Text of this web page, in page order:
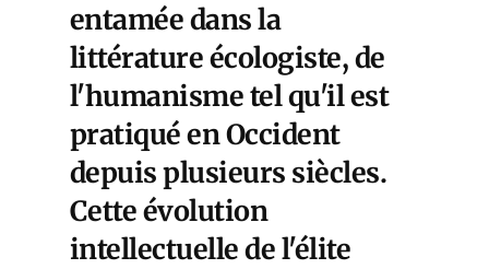
entamée dans la
littérature écologiste, de
l'humanisme tel qu'il est
pratiqué en Occident
depuis plusieurs siècles.
Cette évolution
intellectuelle de l'élite